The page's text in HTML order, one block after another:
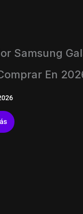
Samsung
En